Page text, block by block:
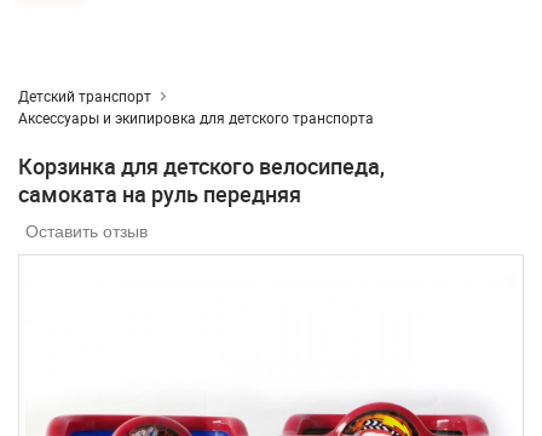
Детский транспорт
Аксессуары и экипировка для детского транспорта
Корзинка для детского велосипеда,
самоката на руль передняя
Оставить отзыв